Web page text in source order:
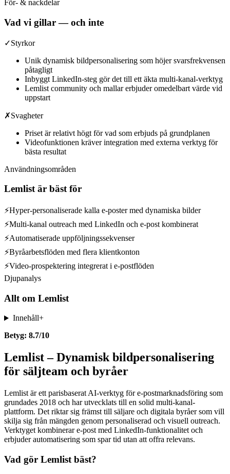
För- & nackdelar
Vad vi gillar — och inte
✓Styrkor
Unik dynamisk bildpersonalisering som höjer svarsfrekvensen
påtagligt
Inbyggt LinkedIn-steg gör det till ett äkta multi-kanal-verktyg
Lemlist community och mallar erbjuder omedelbart värde vid
uppstart
✗Svagheter
Priset är relativt högt för vad som erbjuds på grundplanen
Videofunktionen kräver integration med externa verktyg för
bästa resultat
Användningsområden
Lemlistär bäst för
⚡Hyper-personaliserade kalla e-poster med dynamiska bilder
⚡Multi-kanal outreach med LinkedIn och e-post kombinerat
⚡Automatiserade uppföljningssekvenser
⚡Byråarbetsflöden med flera klientkonton
⚡Video-prospektering integrerat i e-postflöden
Djupanalys
Allt om Lemlist
Innehåll+
Betyg: 8.7/10
Lemlist – Dynamisk bildpersonalisering
för säljteam och byråer
Lemlist är ett parisbaserat AI-verktyg för e-postmarknadsföring som
grundades 2018 och har utvecklats till en solid multi-kanal-
plattform. Det riktar sig främst till säljare och digitala byråer som vill
skilja sig från mängden genom personaliserad och visuell outreach.
Verktyget kombinerar e-post med LinkedIn-funktionalitet och
erbjuder automatisering som spar tid utan att offra relevans.
Vad gör Lemlist bäst?